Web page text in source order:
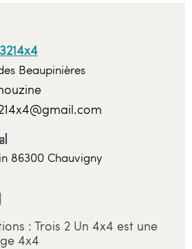
Beaupinières
86300 Chauvigny
: Trois 2 Un 4x4 est une
4x4